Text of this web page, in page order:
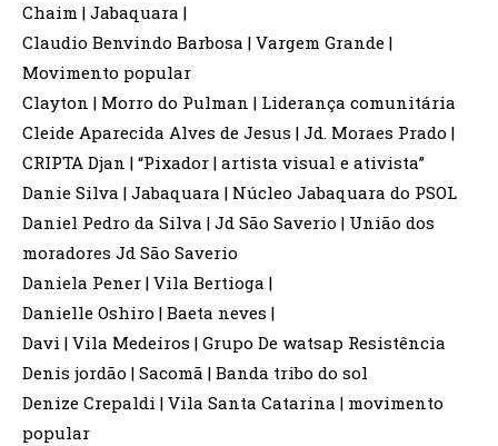
Chaim | Jabaquara |
Claudio Benvindo Barbosa | Vargem Grande |
Movimento popular
Clayton | Morro do Pulman | Liderança comunitária
Cleide Aparecida Alves de Jesus | Jd. Moraes Prado |
CRIPTA Djan | “Pixador | artista visual e ativista”
Danie Silva | Jabaquara | Núcleo Jabaquara do PSOL
Daniel Pedro da Silva | Jd São Saverio | União dos
moradores Jd São Saverio
Daniela Pener | Vila Bertioga |
Danielle Oshiro | Baeta neves |
Davi | Vila Medeiros | Grupo De watsap Resistência
Denis jordão | Sacomã | Banda tribo do sol
Denize Crepaldi | Vila Santa Catarina | movimento
popular